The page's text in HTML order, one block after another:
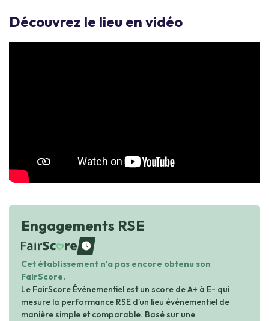
Découvrez le lieu en vidéo
Engagements RSE
waiting
Cet établissement n'a pas encore obtenu son
FairScore.
Le FairScore Événementiel est un score de A+ à E- qui
mesure la performance RSE d’un lieu événementiel de
manière simple et comparable. Basé sur une